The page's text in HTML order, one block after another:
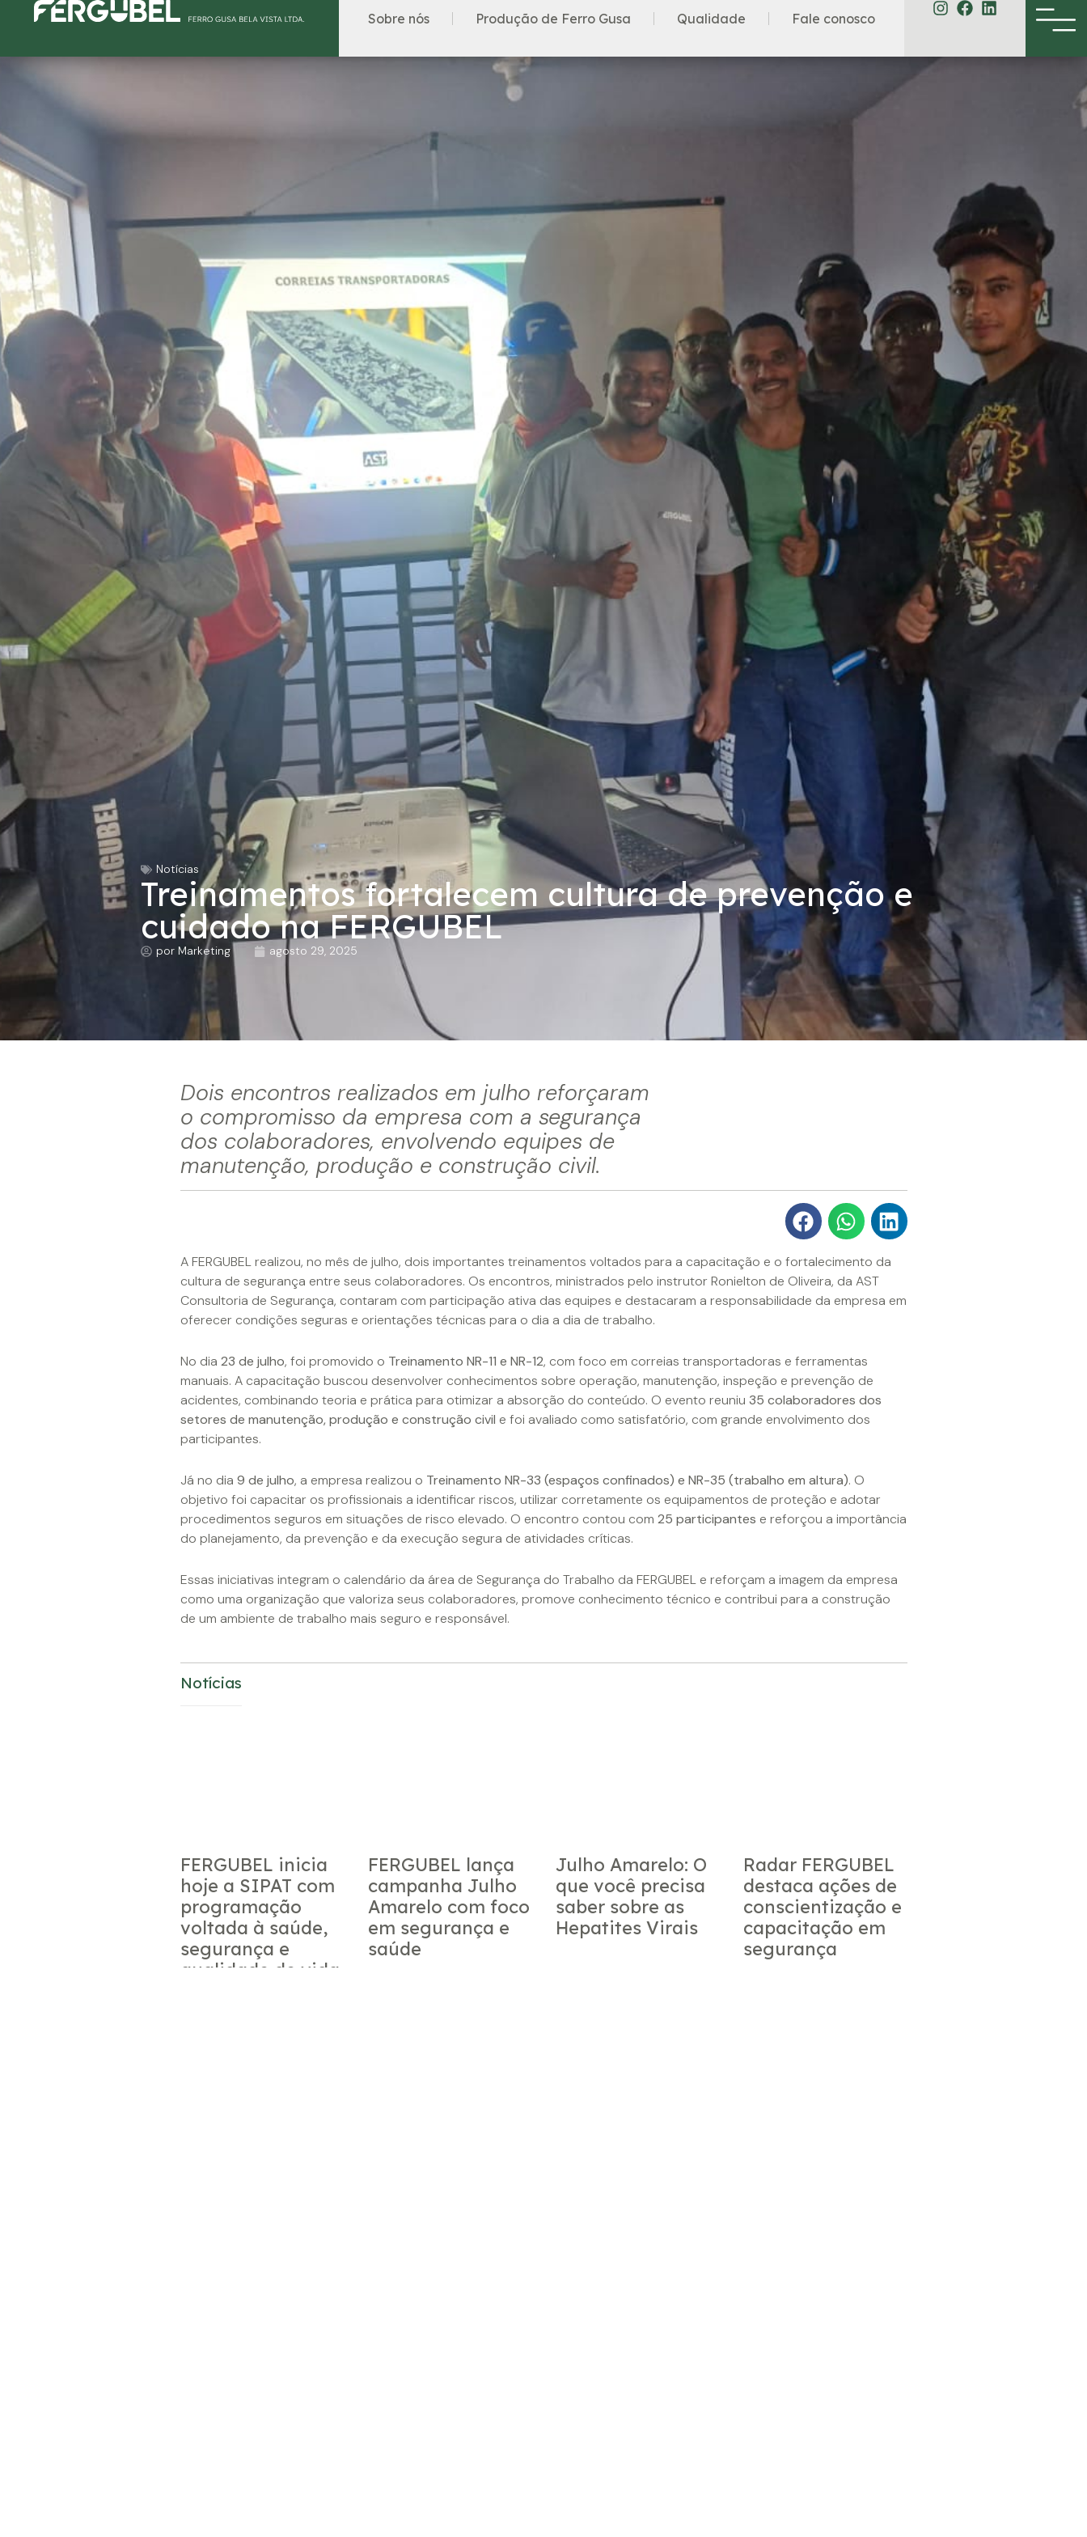
Sobre nós Produção de Ferro Gusa Qualidade Fale conosco
Notícias
Treinamentos fortalecem cultura de prevenção e
cuidado na FERGUBEL
por Marketing agosto 29, 2025
Dois encontros realizados em julho reforçaram
o compromisso da empresa com a segurança
dos colaboradores, envolvendo equipes de
manutenção, produção e construção civil.
A FERGUBEL realizou, no mês de julho, dois importantes treinamentos voltados para a capacitação e o fortalecimento da
cultura de segurança entre seus colaboradores. Os encontros, ministrados pelo instrutor Ronielton de Oliveira, da AST
Consultoria de Segurança, contaram com participação ativa das equipes e destacaram a responsabilidade da empresa em
oferecer condições seguras e orientações técnicas para o dia a dia de trabalho.
No dia 23 de julho, foi promovido o Treinamento NR-11 e NR-12, com foco em correias transportadoras e ferramentas
manuais. A capacitação buscou desenvolver conhecimentos sobre operação, manutenção, inspeção e prevenção de
acidentes, combinando teoria e prática para otimizar a absorção do conteúdo. O evento reuniu 35 colaboradores dos
setores de manutenção, produção e construção civil e foi avaliado como satisfatório, com grande envolvimento dos
participantes.
Já no dia 9 de julho, a empresa realizou o Treinamento NR-33 (espaços confinados) e NR-35 (trabalho em altura). O
objetivo foi capacitar os profissionais a identificar riscos, utilizar corretamente os equipamentos de proteção e adotar
procedimentos seguros em situações de risco elevado. O encontro contou com 25 participantes e reforçou a importância
do planejamento, da prevenção e da execução segura de atividades críticas.
Essas iniciativas integram o calendário da área de Segurança do Trabalho da FERGUBEL e reforçam a imagem da empresa
como uma organização que valoriza seus colaboradores, promove conhecimento técnico e contribui para a construção
de um ambiente de trabalho mais seguro e responsável.
Notícias
FERGUBEL inicia
hoje a SIPAT com
programação
voltada à saúde,
segurança e
qualidade de vida
FERGUBEL lança
campanha Julho
Amarelo com foco
em segurança e
saúde
Julho Amarelo: O
que você precisa
saber sobre as
Hepatites Virais
Radar FERGUBEL
destaca ações de
conscientização e
capacitação em
segurança